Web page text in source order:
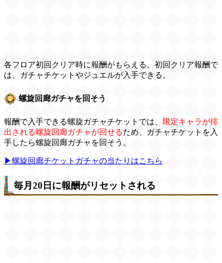
各フロア初回クリア時に報酬がもらえる。初回クリア報酬で
は、ガチャチケットやジュエルが入手できる。
螺旋回廊ガチャを回そう
報酬で入手できる螺旋ガチャチケットでは、
限定キャラが排
出される螺旋回廊ガチャが回せるため、ガチャチケットを入
手したら螺旋回廊ガチャを回そう。
▶螺旋回廊チケットガチャの当たりはこちら
毎月20日に報酬がリセットされる